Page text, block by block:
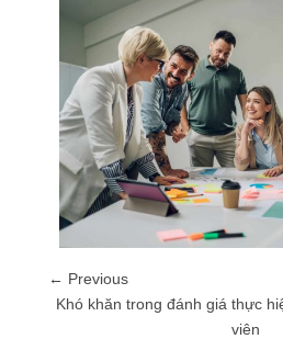
← Previous
Khó khăn trong đánh giá thực
viên